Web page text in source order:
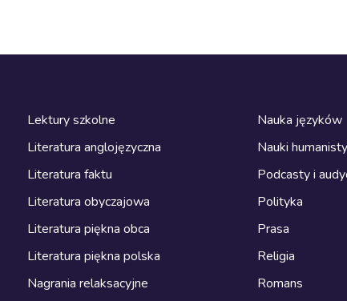
Lektury szkolne
Literatura anglojęzyczna
Literatura faktu
Literatura obyczajowa
Literatura piękna obca
Literatura piękna polska
Nagrania relaksacyjne
Nauka języków
Nauki
Podcasty i
Polityka
Prasa
Religia
Romans